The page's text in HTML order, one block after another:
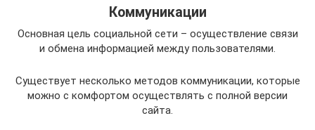
Коммуникации
Основная цель социальной сети – осуществление связи
и обмена информацией между пользователями.
Существует несколько методов коммуникации, которые
можно с комфортом осуществлять с полной версии
сайта.